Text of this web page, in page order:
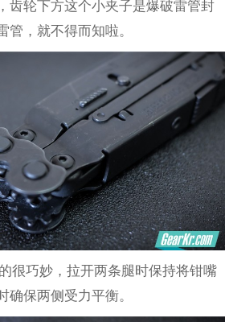
齿轮下方这个小夹子是爆破雷管封
管，就不得而知啦。
很巧妙，拉开两条腿时保持将钳嘴
确保两侧受力平衡。